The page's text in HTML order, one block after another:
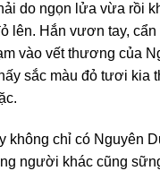
do ngọn lửa vừa rồi
lên. Hắn vươn tay,
vào vết thương của
sắc màu đỏ tươi kia
không chỉ có Nguyên
người khác cũng